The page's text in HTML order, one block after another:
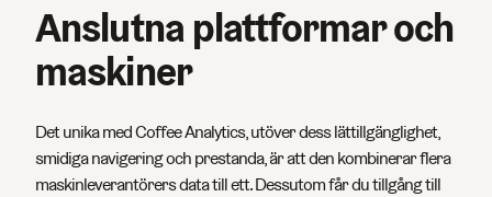
Anslutna plattformar och
maskiner
Det unika med Coffee Analytics, utöver dess lättillgänglighet,
smidiga navigering och prestanda, är att den kombinerar flera
maskinleverantörers data till ett. Dessutom får du tillgång till